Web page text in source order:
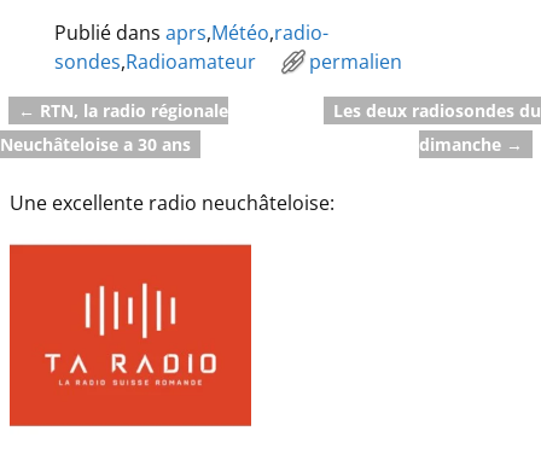
Publié dans aprs,Météo,radio-
sondes,Radioamateur permalien
Navigation des articles
← RTN, la radio régionale
Neuchâteloise a 30 ans
Les deux radiosondes du
dimanche →
Une excellente radio neuchâteloise: